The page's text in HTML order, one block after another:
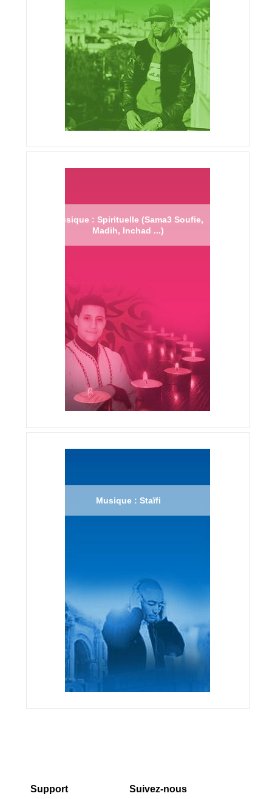
Musique : Spirituelle (Sama3 Soufie,
Madih, Inchad ...)
Musique : Staïfi
Support Suivez-nous